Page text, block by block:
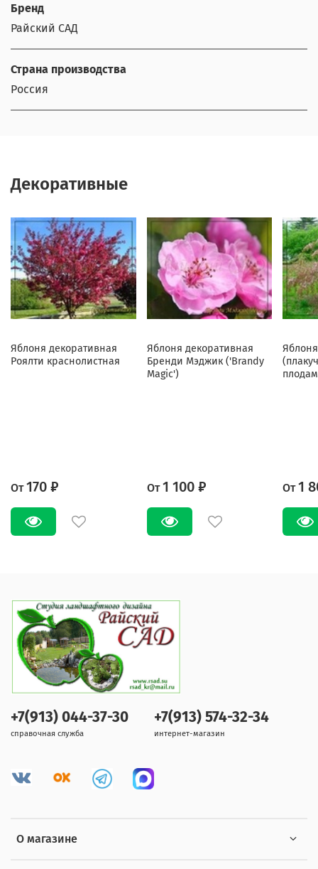
Бренд
Райский САД
Страна производства
Россия
Декоративные
Яблоня декоративная
Роялти краснолистная
От 170 ₽
Яблоня декоративная
Бренди Мэджик ('Brandy
Magic')
От 1 100 ₽ От 1
О магазине
+7(913) 044-37-30
справочная служба
+7(913) 574-32-34
интернет-магазин